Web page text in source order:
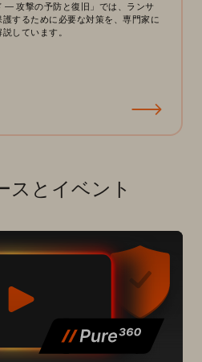
― 攻撃の予防と復旧」では、ランサ
するために必要な対策を、専門家に
しています。
スとイベント